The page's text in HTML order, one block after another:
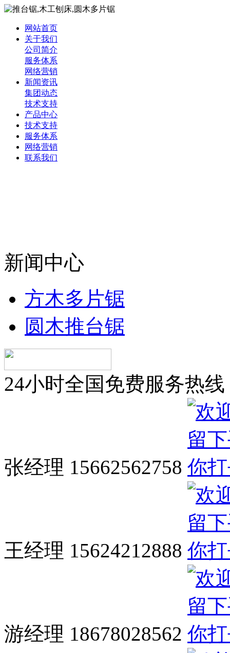
网站首页
关于我们
公司简介
服务体系
网络营销
新闻资讯
集团动态
技术支持
产品中心
技术支持
服务体系
网络营销
联系我们
新闻中心
方木多片锯
圆木推台锯
24小时全国免费服务热线
张经理 15662562758
王经理 15624212888
游经理 18678028562